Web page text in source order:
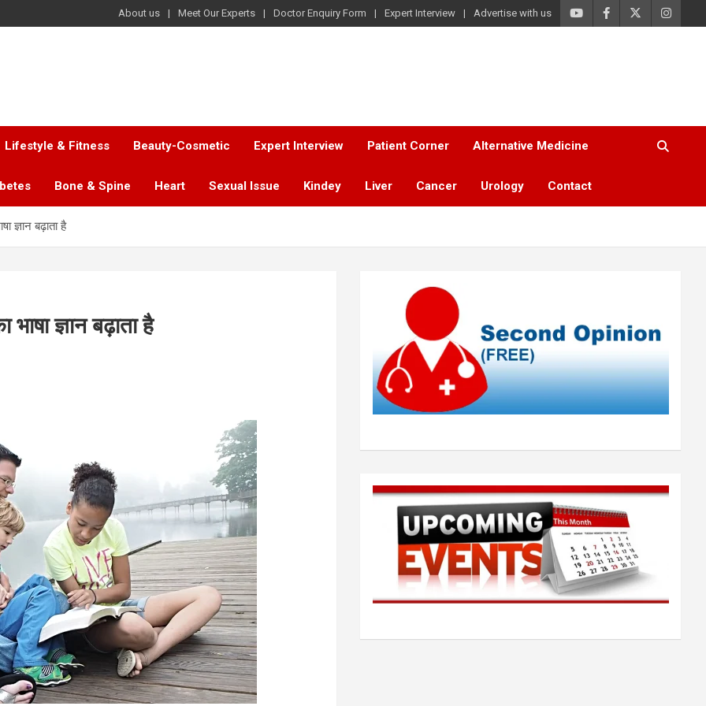
About us Meet Our Experts Doctor Enquiry Form Expert Interview Advertise with us
Lifestyle & Fitness Beauty-Cosmetic Expert Interview Patient Corner Alternative Medicine
Bone & Spine Heart Sexual Issue Kindey Liver Cancer Urology Contact
ज्ञान बढ़ाता है
ज्ञान बढ़ाता है